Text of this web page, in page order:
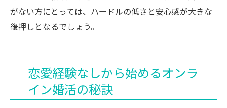
がない方にとっては、ハードルの低さと安心感が大きな
後押しとなるでしょう。
恋愛経験なしから始めるオンラ
イン婚活の秘訣